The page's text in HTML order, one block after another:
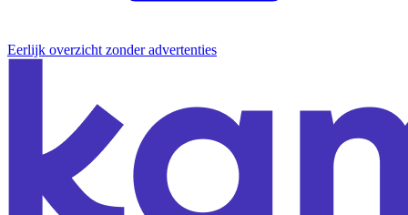
Eerlijk overzicht zonder advertenties